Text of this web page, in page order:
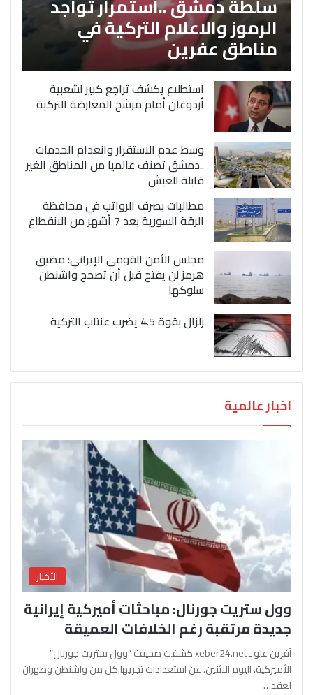
الرموز والاعلام التركية في
مناطق عفرين
استطلاع يكشف تراجع كبير لشعبية
أردوغان أمام مرشح المعارضة التركية
وسط عدم الاستقرار وانعدام الخدمات
..دمشق تصنف عالميا من المناطق الغير
قابلة للعيش
مطالبات بصرف الرواتب في محافظة
الرقة السورية بعد 7 أشهر من الانقطاع
مجلس الأمن القومي الإيراني: مضيق
هرمز لن يفتح قبل أن تصحح واشنطن
سلوكها
زلزال بقوة 4.5 يضرب عنتاب التركية
اخبار عالمية
الأخبار
وول ستريت جورنال: مباحثات أميركية إيرانية
جديدة مرتقبة رغم الخلافات العميقة
آفرين علو ـ xeber24.net كشفت صحيفة “وول ستريت جورنال”
الأميركية، اليوم الاثنين، عن استعدادات تجريها كل من واشنطن وطهران
لعقد…